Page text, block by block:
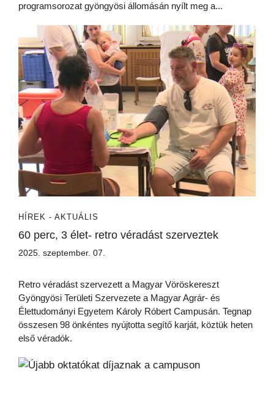
programsorozat gyöngyösi állomásán nyílt meg a...
HÍREK - AKTUÁLIS
60 perc, 3 élet- retro véradást szerveztek
2025. szeptember. 07.
Retro véradást szervezett a Magyar Vöröskereszt
Gyöngyösi Területi Szervezete a Magyar Agrár- és
Élettudományi Egyetem Károly Róbert Campusán. Tegnap
összesen 98 önkéntes nyújtotta segítő karját, köztük heten
első véradók.